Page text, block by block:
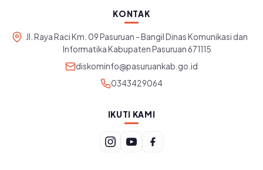
KONTAK
Jl. Raya Raci Km. 09 Pasuruan - Bangil Dinas Komunikasi dan
Informatika Kabupaten Pasuruan 671115
diskominfo@pasuruankab.go.id
0343429064
IKUTI KAMI